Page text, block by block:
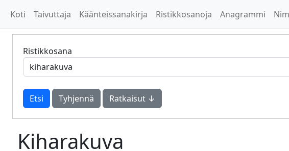
Koti Taivuttaja Käänteissanakirja Ristikkosanoja Anagrammi
Ristikkosana
Tyhjennä Ratkaisut ↓
Kiharakuva